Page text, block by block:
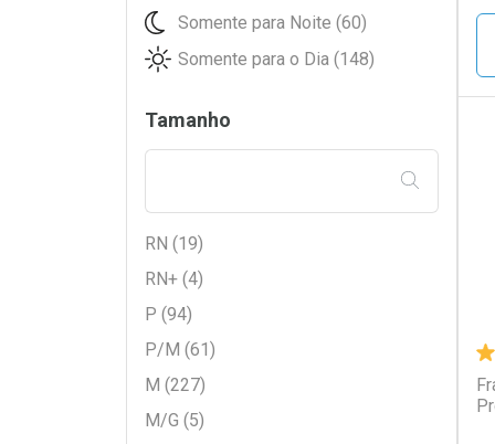
ESTRELINHA (5)
Ever Baby (41)
Ever Green (5)
Huggies (209)
Incofral (5)
Jumbinho (5)
Lifree (4)
Looney Tunes (8)
Looping (5)
Somente para Noite (60)
Somente para o Dia (148)
Tamanho
FILTRAR
RN (19)
RN+ (4)
P (94)
P/M (61)
M (227)
M/G (5)